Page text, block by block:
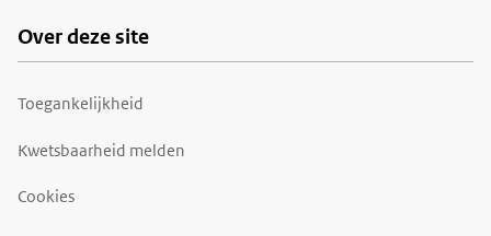
Over deze site
Toegankelijkheid
Kwetsbaarheid melden
Cookies